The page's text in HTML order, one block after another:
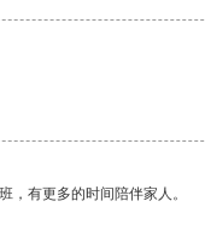
有更多的时间陪伴家人。